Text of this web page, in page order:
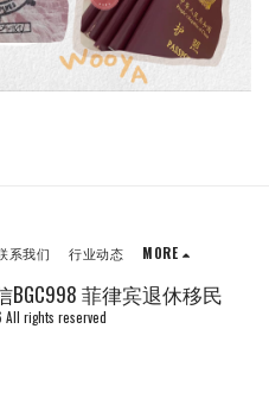
菲律宾退休移民
rights reserved
系我们 行业动态 MORE